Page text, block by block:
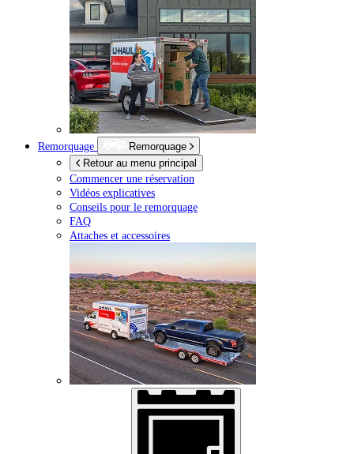
Remorquage
Remorquage
Retour au menu principal
Commencer une réservation
Vidéos explicatives
Conseils pour le remorquage
FAQ
Attaches et accessoires